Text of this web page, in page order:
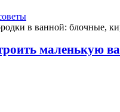
в ванной: блочные,
маленькую